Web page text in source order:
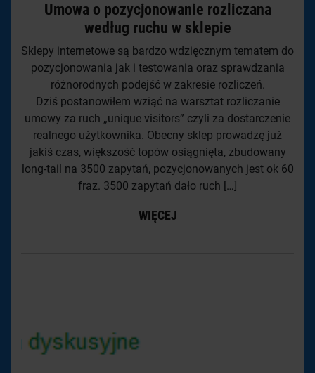
Umowa o pozycjonowanie rozliczana
według ruchu w sklepie
Sklepy internetowe są bardzo wdzięcznym tematem do
pozycjonowania jak i testowania oraz sprawdzania
różnorodnych podejść w zakresie rozliczeń.
Dziś postanowiłem wziąć na warsztat rozliczanie
umowy za ruch „unique visitors” czyli za dostarczenie
realnego użytkownika. Obecny sklep prowadzę już
jakiś czas, większość topów osiągnięta, zbudowany
long-tail na 3500 zapytań, pozycjonowanych jest ok 60
fraz. 3500 zapytań dało ruch […]
WIĘCEJ